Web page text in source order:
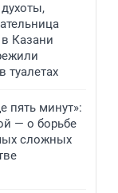
в Казани
туалетах
пять минут»:
— о борьбе
сложных